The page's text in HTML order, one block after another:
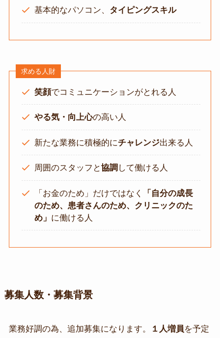
基本的なパソコン、 タイピングスキル
求める人財
笑顔でコミュニケーションがとれる人
やる気・向上心の高い人
新たな業務に積極的にチャレンジ出来る人
周囲のスタッフと協調 して働ける人
「お金のため」だけではなく
「自分の成長
のため、患者さんのため、クリニックのた
め」 に働ける人
募集人数・募集背景
業務好調の為、追加募集になります。 １人増員を予定